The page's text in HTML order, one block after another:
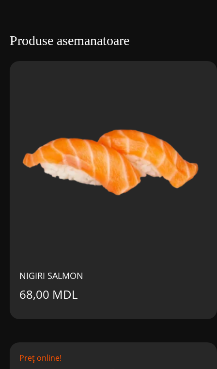
Produse asemanatoare
NIGIRI SALMON
68,00 MDL
Preț online!